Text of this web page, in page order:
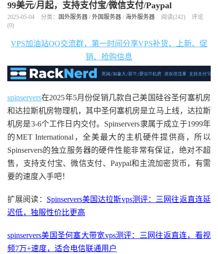
99美元/月起，支持支付宝/微信支付/Paypal
2025-05-04 分类： 国外服务器 / 外国服务器 / 海外服务器 阅读(242)
评论
(0)
VPS加油站QQ交流群，第一时间分享VPS补货、上新、促
销、抢购信息
spinservers在2025年5月份促销几款自己美国硅谷圣何塞机房
和达拉斯机房物理机，其中圣何塞机房是立马上线，达拉斯
机房是3-6个工作日内交付。Spinservers隶属于成立于1999年
的MET International，全美最大的主机硬件提供商，所以
Spinservers的独立服务器的硬件性能非常有保证，绝对不超
售，支持支付宝、微信支付、Paypal和主流加密货币，有需
要的速度入手吧！
扩展阅读： Spinservers美国达拉斯vps测评：三网往返直连延
迟低，独服性价比更高
spinservers美国圣何塞大带宽vps测评：三网往返直连，看视
频7万+速度，适合电信联通用户